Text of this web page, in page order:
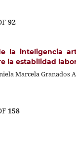
92
la inteligencia
la estabilidad
Marcela Granados
158